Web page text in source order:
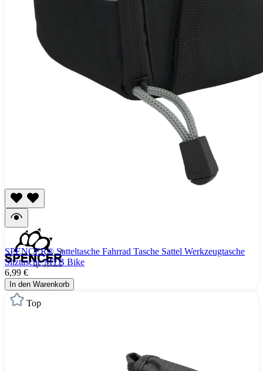
SPENCER® Satteltasche Fahrrad Tasche Sattel Werkzeugtasche
Sitztasche MTB Bike
6,99 €
In den Warenkorb
Top